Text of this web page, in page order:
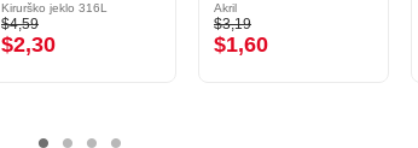
Kirurško jeklo 316L
$4,59
$2,30
Akril
$3,19
$1,60